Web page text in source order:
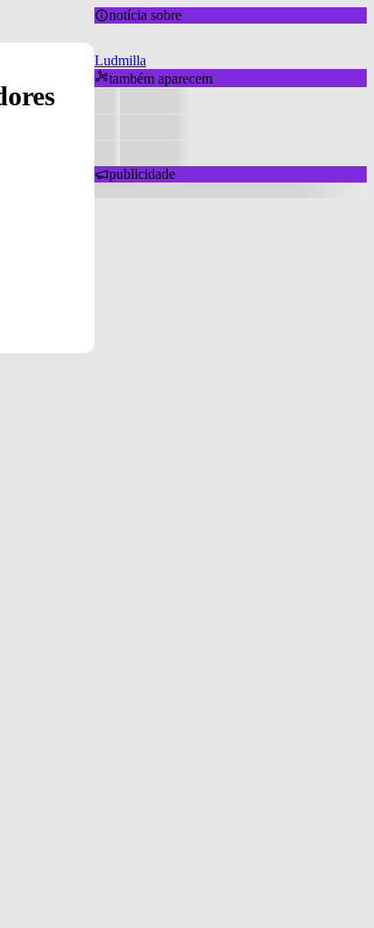
notícia sobre
Ludmilla
também aparecem
publicidade